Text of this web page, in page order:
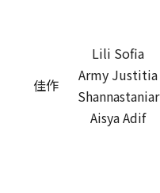
佳作
Lili Sofia
Army Justitia
Shannastaniar
Aisya Adif